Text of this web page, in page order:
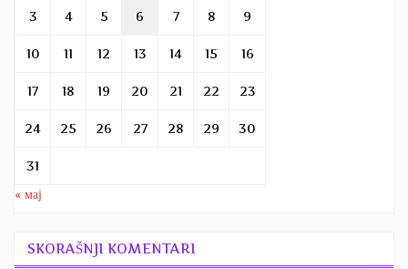
3 4 5 6 7 8 9
10 11 12 13 14 15 16
17 18 19 20 21 22 23
24 25 26 27 28 29 30
31
« мај
SKORAŠNJI KOMENTARI